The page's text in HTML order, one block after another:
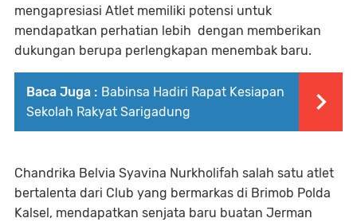
mengapresiasi Atlet memiliki potensi untuk
mendapatkan perhatian lebih dengan memberikan
dukungan berupa perlengkapan menembak baru.
Baca Juga : Babinsa Hadiri Rapat Kesiapan
Sekolah Rakyat Sarigadung
Chandrika Belvia Syavina Nurkholifah salah satu atlet
bertalenta dari Club yang bermarkas di Brimob Polda
Kalsel, mendapatkan senjata baru buatan Jerman